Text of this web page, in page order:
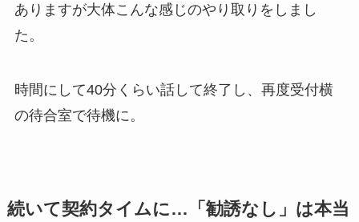
ありますが大体こんな感じのやり取りをしまし
た。
時間にして40分くらい話して終了し、再度受付横
の待合室で待機に。
続いて契約タイムに…「勧誘なし」は本当